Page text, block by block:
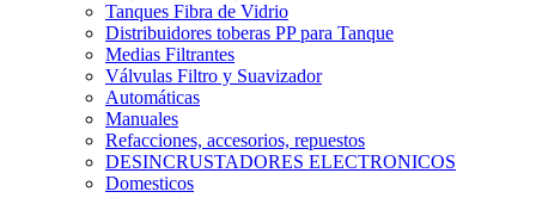
Tanques Fibra de Vidrio
Distribuidores toberas PP para Tanque
Medias Filtrantes
Válvulas Filtro y Suavizador
Automáticas
Manuales
Refacciones, accesorios, repuestos
DESINCRUSTADORES ELECTRONICOS
Domesticos